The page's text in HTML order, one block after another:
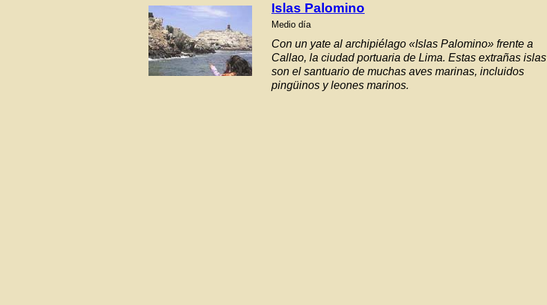
Islas Palomino
Medio día
Con un yate al archipiélago «Islas Palomino» frente a
Callao, la ciudad portuaria de Lima. Estas extrañas islas
son el santuario de muchas aves marinas, incluidos
pingüinos y leones marinos.